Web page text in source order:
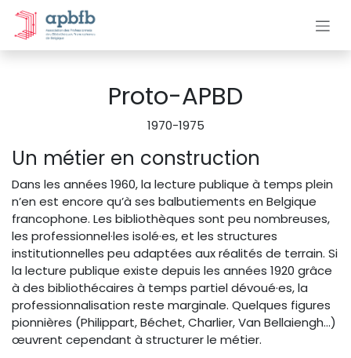
Se rendre au contenu
Proto-APBD
1970-1975
Un métier en construction
Dans les années 1960, la lecture publique à temps plein
n’en est encore qu’à ses balbutiements en Belgique
francophone. Les bibliothèques sont peu nombreuses,
les professionnel·les isolé·es, et les structures
institutionnelles peu adaptées aux réalités de terrain. Si
la lecture publique existe depuis les années 1920 grâce
à des bibliothécaires à temps partiel dévoué·es, la
professionnalisation reste marginale. Quelques figures
pionnières (Philippart, Béchet, Charlier, Van Bellaiengh…)
œuvrent cependant à structurer le métier.